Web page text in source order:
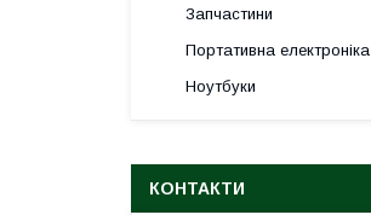
Запчастини
Портативна електроніка
Ноутбуки
КОНТАКТИ